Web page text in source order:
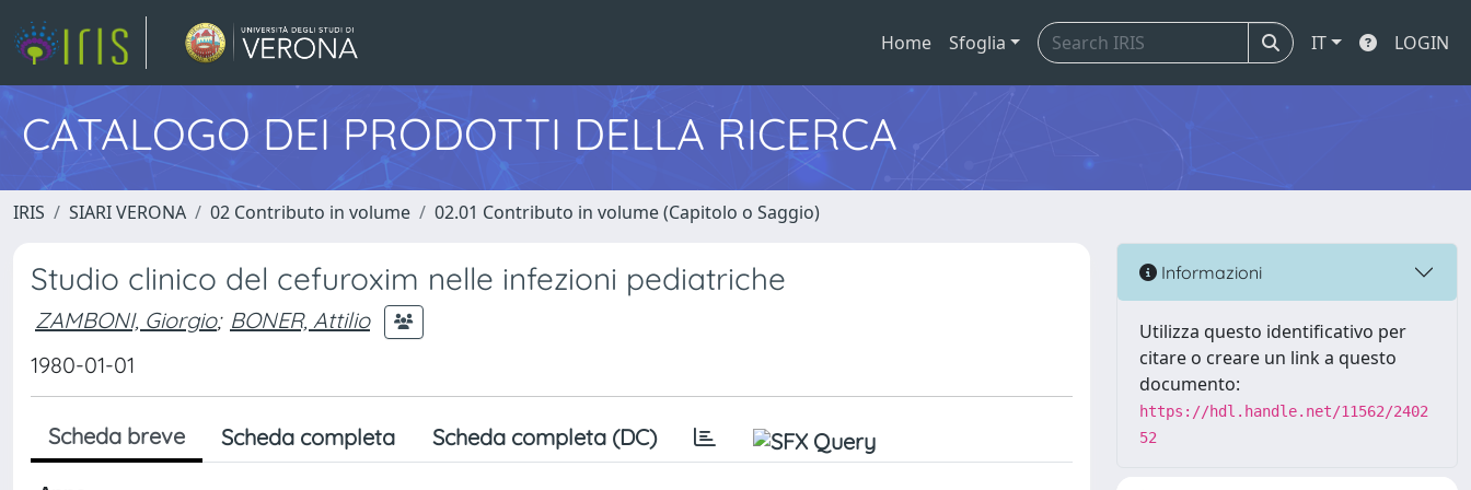
Home Sfoglia IT LOGIN
CATALOGO DEI PRODOTTI DELLA RICERCA
IRIS SIARI VERONA 02 Contributo in volume 02.01 Contributo in volume (Capitolo o Saggio)
Studio clinico del cefuroxim nelle infezioni pediatriche
ZAMBONI, Giorgio; BONER, Attilio
1980-01-01
Scheda breve Scheda completa Scheda completa (DC)
Informazioni
Utilizza questo identificativo per
citare o creare un link a questo
documento:
https://hdl.handle.net/11562/2402
52